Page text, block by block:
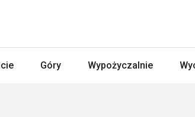
Góry Wypożyczalnie